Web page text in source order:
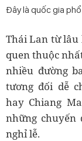
Đây là quốc gia
Thái Lan từ lâu
quen thuộc
nhiều đường
tương đối dễ
hay Chiang
những chuyến
nghỉ lễ.